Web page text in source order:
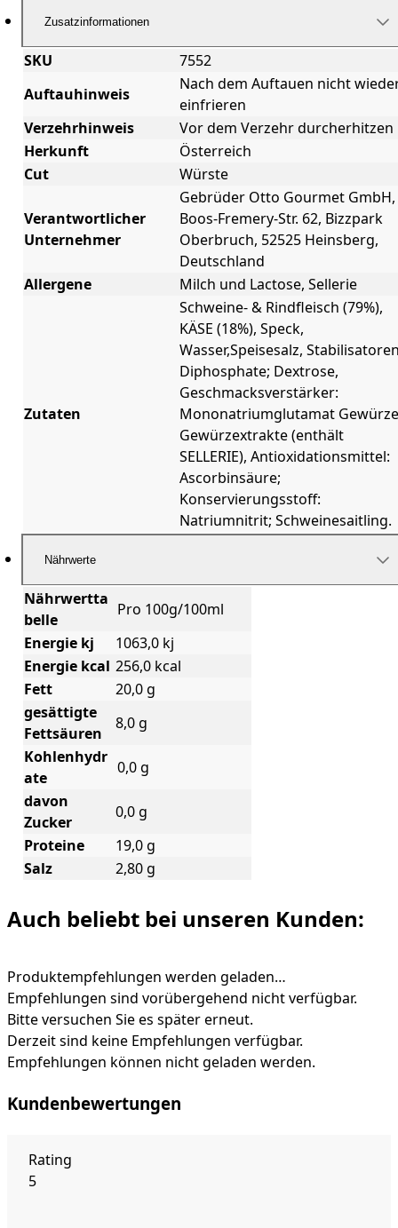
Zusatzinformationen
SKU
7552
Auftauhinweis
Nach dem Auftauen nicht
einfrieren
Verzehrhinweis
Vor dem Verzehr durcherhitzen
Herkunft
Österreich
Cut
Würste
Verantwortlicher
Unternehmer
Gebrüder Otto Gourmet GmbH,
Boos-Fremery-Str. 62, Bizzpark
Oberbruch, 52525 Heinsberg,
Deutschland
Allergene
Milch und Lactose, Sellerie
Zutaten
Schweine- & Rindfleisch (79%),
KÄSE (18%), Speck,
Wasser,Speisesalz,
Diphosphate; Dextrose,
Geschmacksverstärker:
Mononatriumglutamat
Gewürzextrakte (enthält
SELLERIE), Antioxidationsmittel:
Ascorbinsäure;
Konservierungsstoff:
Natriumnitrit; Schweinesaitling.
Nährwerte
Nährwertta
belle
Pro 100g/100ml
Energie kj
1063,0 kj
Energie kcal 256,0 kcal
Fett
20,0 g
gesättigte
Fettsäuren
8,0 g
Kohlenhydr
ate
0,0 g
davon
Zucker
0,0 g
Proteine
19,0 g
Salz
2,80 g
Auch beliebt bei unseren Kunden:
Produktempfehlungen werden geladen…
Empfehlungen sind vorübergehend nicht verfügbar.
Bitte versuchen Sie es später erneut.
Derzeit sind keine Empfehlungen verfügbar.
Empfehlungen können nicht geladen werden.
Kundenbewertungen
Rating
5